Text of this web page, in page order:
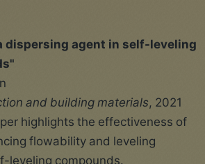
dispersing agent in self-leveling
and building materials, 2021
highlights the effectiveness of
flowability and leveling
leveling compounds.